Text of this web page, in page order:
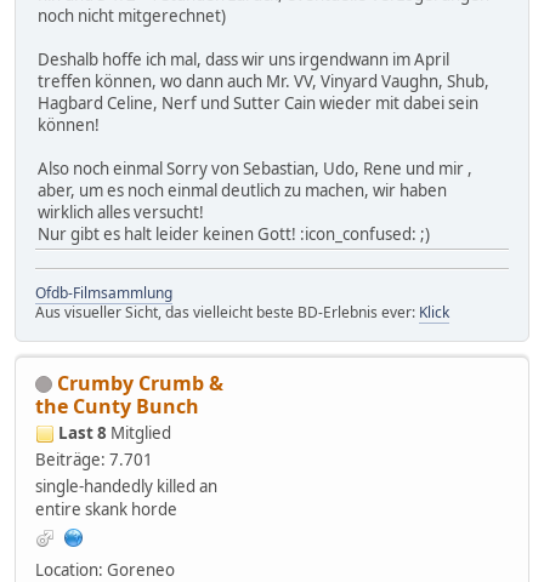
noch nicht mitgerechnet)
Deshalb hoffe ich mal, dass wir uns irgendwann im April
treffen können, wo dann auch Mr. VV, Vinyard Vaughn, Shub,
Hagbard Celine, Nerf und Sutter Cain wieder mit dabei sein
können!
Also noch einmal Sorry von Sebastian, Udo, Rene und mir ,
aber, um es noch einmal deutlich zu machen, wir haben
wirklich alles versucht!
Nur gibt es halt leider keinen Gott! :icon_confused: ;)
Ofdb-Filmsammlung
Aus visueller Sicht, das vielleicht beste BD-Erlebnis ever: Klick
Crumby Crumb &
the Cunty Bunch
Last 8 Mitglied
Beiträge: 7.701
single-handedly killed an
entire skank horde
Location: Goreneo